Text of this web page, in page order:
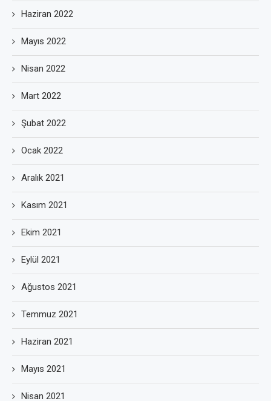
Haziran 2022
Mayıs 2022
Nisan 2022
Mart 2022
Şubat 2022
Ocak 2022
Aralık 2021
Kasım 2021
Ekim 2021
Eylül 2021
Ağustos 2021
Temmuz 2021
Haziran 2021
Mayıs 2021
Nisan 2021